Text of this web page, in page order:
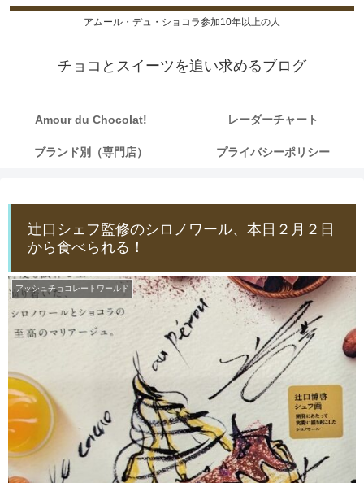
アムール・デュ・ショコラ参加10年以上の人
チョコとスイーツを追い求めるブログ
Amour du Chocolat! レーダーチャート
ブランド別（専門店） プライバシーポリシー
辻口シェフ監修のシロノワール、本日２月２日
から食べられる！
アッシュチョコレートワールド